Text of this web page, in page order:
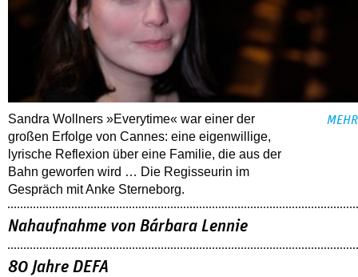
Sandra Wollners »Everytime« war einer der
großen Erfolge von Cannes: eine eigenwillige,
lyrische Reflexion über eine ­Familie, die aus der
Bahn geworfen wird … Die Regisseurin im
Gespräch mit Anke Sterneborg.
MEHR
Nahaufnahme von Bárbara Lennie
80 Jahre DEFA